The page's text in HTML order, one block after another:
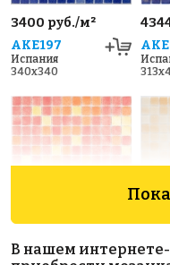
3400 руб./м²
AKE197
Испания
340x340
AKE083
В нашем